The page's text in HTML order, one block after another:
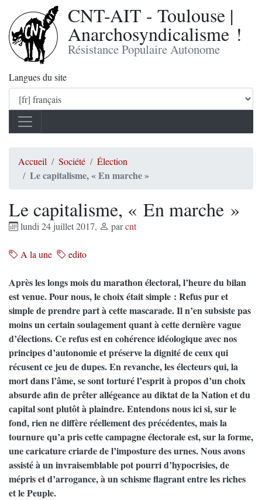
CNT-AIT - Toulouse |
Anarchosyndicalisme !
Résistance Populaire Autonome
Langues du site
Accueil Société Élection
Le capitalisme, « En marche »
Le capitalisme, « En marche »
lundi 24 juillet 2017, parcnt
A la une edito
Après les longs mois du marathon électoral, l’heure du bilan
est venue. Pour nous, le choix était simple : Refus pur et
simple de prendre part à cette mascarade. Il n’en subsiste pas
moins un certain soulagement quant à cette dernière vague
d’élections. Ce refus est en cohérence idéologique avec nos
principes d’autonomie et préserve la dignité de ceux qui
récusent ce jeu de dupes. En revanche, les électeurs qui, la
mort dans l’âme, se sont torturé l’esprit à propos d’un choix
absurde afin de prêter allégeance au diktat de la Nation et du
capital sont plutôt à plaindre. Entendons nous ici si, sur le
fond, rien ne diffère réellement des précédentes, mais la
tournure qu’a pris cette campagne électorale est, sur la forme,
une caricature criarde de l’imposture des urnes. Nous avons
assisté à un invraisemblable pot pourri d’hypocrisies, de
mépris et d’arrogance, à un schisme flagrant entre les riches
et le Peuple.